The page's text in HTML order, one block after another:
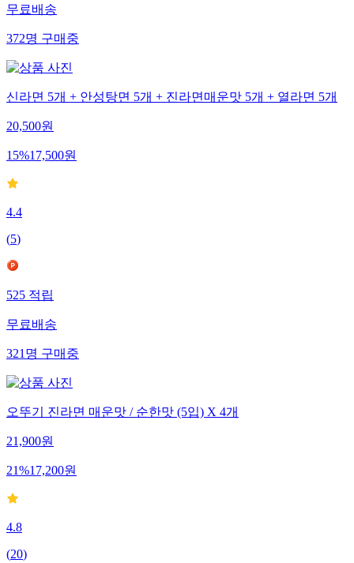
무료배송
372명구매중
신라면 5개 + 안성탕면 5개 + 진라면매운맛 5개 + 열라면 5개
20,500원
15%17,500원
4.4
(5)
525적립
무료배송
321명구매중
오뚜기 진라면 매운맛 / 순한맛 (5입) X 4개
21,900원
21%17,200원
4.8
(20)